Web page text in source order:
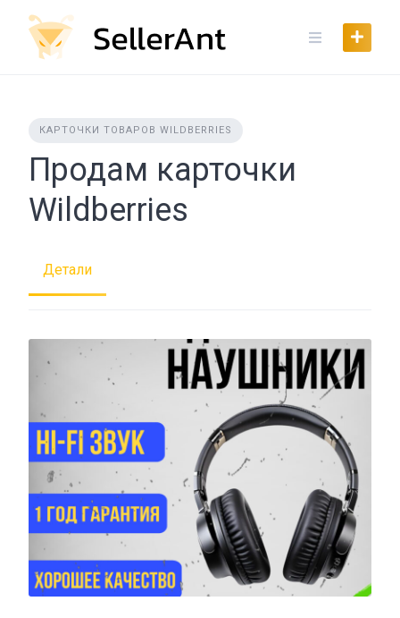
content
КАРТОЧКИ ТОВАРОВ WILDBERRIES
Продам карточки
Wildberries
Детали